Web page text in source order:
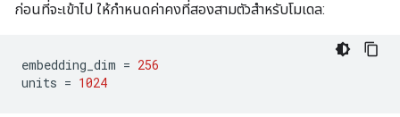
ก่อนที่จะเข้าไป ให้กำหนดค่าคงที่สองสามตัวสำหรับโมเดล:
embedding_dim = 256
units = 1024